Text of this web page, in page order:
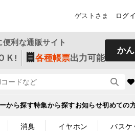
ゲストさま ログ
利な通販サイト
Ｋ! 各種帳票出力可能
か
から探す特集から探すお知らせ初めての
消臭 イヤホン バスケ